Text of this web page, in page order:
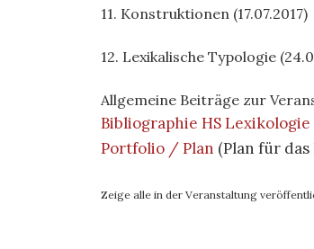
11. Konstruktionen (17.07.2017)
12. Lexikalische Typologie
Allgemeine Beiträge zur
Bibliographie HS Lexikologie
Portfolio / Plan (Plan für
Zeige alle in der Veranstaltung